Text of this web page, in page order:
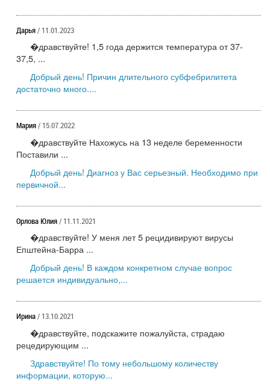
Дарья/ 11.01.2023
�дравствуйте! 1,5 года держится температура от 37-
37,5, ...
Добрый день! Причин длительного субфебрилитета
достаточно много....
Мария/ 15.07.2022
�дравствуйте Нахожусь на 13 неделе беременности
Поставили ...
Добрый день! Диагноз у Вас серьезный. Необходимо при
первичной...
Орлова Юлия/ 11.11.2021
�дравствуйте! У меня лет 5 рецидивируют вирусы
Епштейна-Барра ...
Добрый день! В каждом конкретном случае вопрос
решается индивидуально,...
Ирина/ 13.10.2021
�дравствуйте, подскажите пожалуйста, страдаю
рецедирующим ...
Здравствуйте! По тому небольшому количеству
информации, которую...